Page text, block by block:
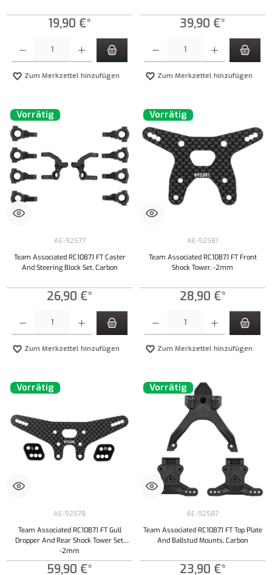
19,90 €*
Zum Merkzettel hinzufügen
39,90 €*
Zum Merkzettel hinzufügen
Vorrätig
AE-92577
Team Associated RC10B7.1 FT Caster
And Steering Block Set, Carbon
26,90 €*
Zum Merkzettel hinzufügen
Vorrätig
AE-92581
Team Associated RC10B7.1 FT Front
Shock Tower, -2mm
28,90 €*
Zum Merkzettel hinzufügen
Vorrätig
AE-92578
Team Associated RC10B7.1 FT Gull
Dropper And Rear Shock Tower Set,
-2mm
59,90 €*
Vorrätig
AE-92587
Team Associated RC10B7.1 FT Top Plate
And Ballstud Mounts, Carbon
23,90 €*